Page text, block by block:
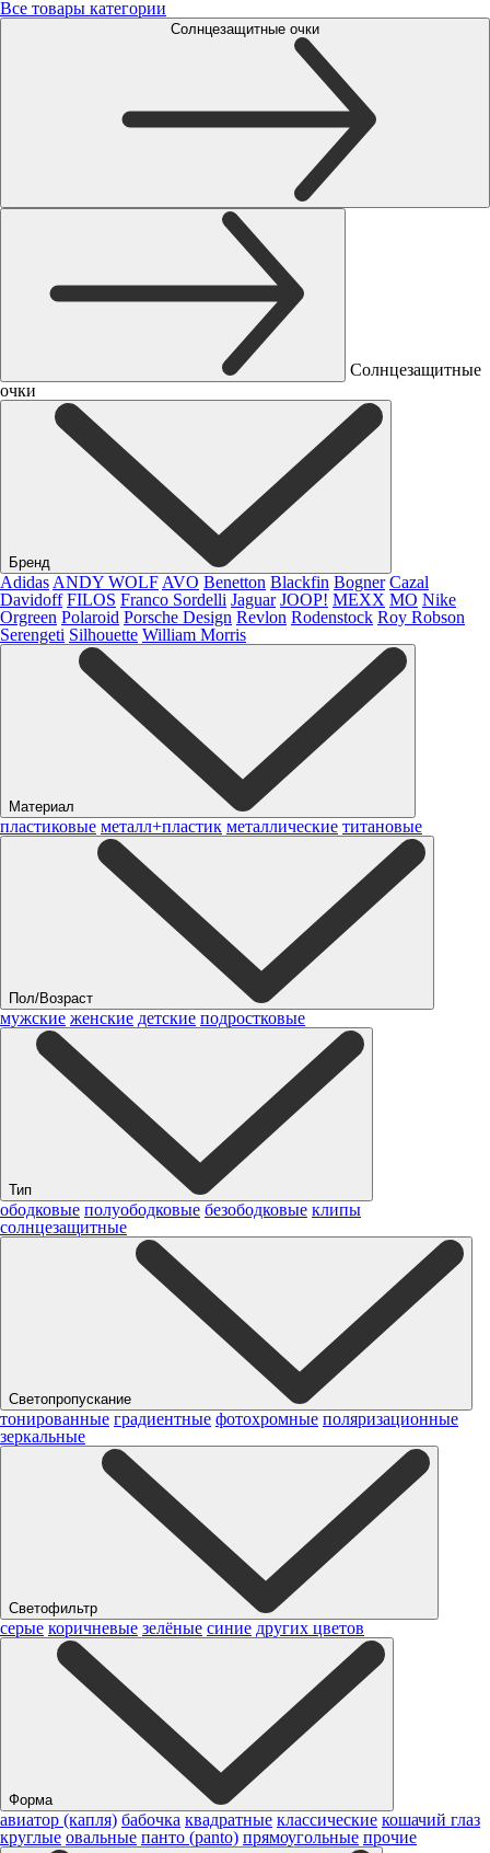
Все товары категории
Солнцезащитные очки
Солнцезащитные
очки
Бренд
Adidas ANDY WOLF AVO Benetton Blackfin Bogner Cazal
Davidoff FILOS Franco Sordelli Jaguar JOOP! MEXX MO Nike
Orgreen Polaroid Porsche Design Revlon Rodenstock Roy Robson
Serengeti Silhouette William Morris
Материал
пластиковые металл+пластик металлические титановые
Пол/Возраст
мужские женские детские подростковые
Тип
ободковые полуободковые безободковые клипы
солнцезащитные
Светопропускание
тонированные градиентные фотохромные поляризационные
зеркальные
Светофильтр
серые коричневые зелёные синие других цветов
Форма
авиатор (капля) бабочка квадратные классические кошачий глаз
круглые овальные панто (panto) прямоугольные прочие